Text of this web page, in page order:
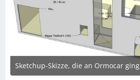
Sketchup-Skizze, die an Ormocar ging
4. März 2025 um 09:44